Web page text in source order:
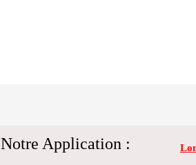
Notre Application :